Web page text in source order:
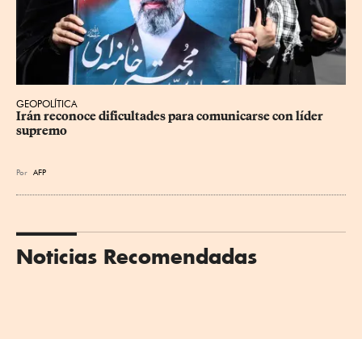
GEOPOLÍTICA
Irán reconoce dificultades para comunicarse con líder
supremo
Por AFP
Noticias Recomendadas